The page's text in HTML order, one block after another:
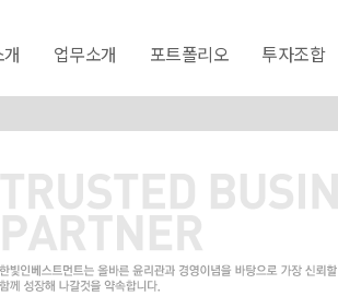
업무소개 포트폴리오 투자조합